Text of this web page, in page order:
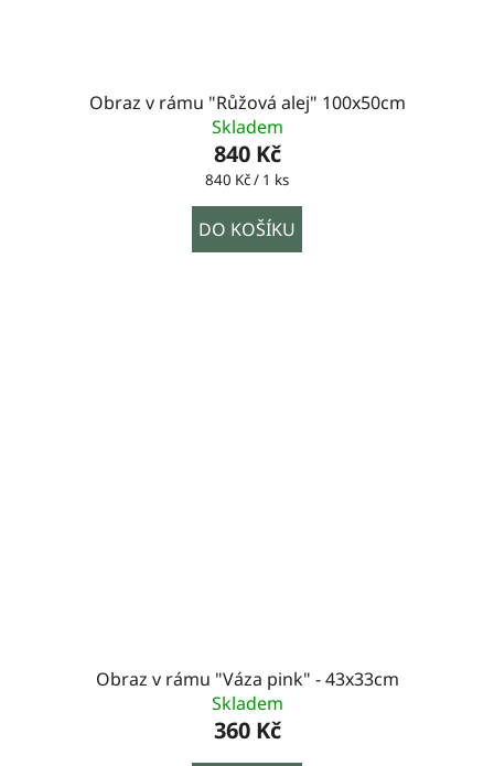
Obraz v rámu "Růžová alej" 100x50cm
Skladem
840 Kč
Měrná
840 Kč / 1 ks
DO KOŠÍKU
Obraz v rámu "Váza pink" - 43x33cm
Skladem
360 Kč